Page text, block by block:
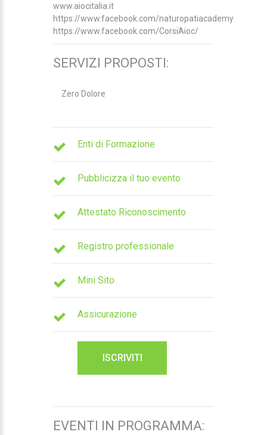
www.aiocitalia.it
https://www.facebook.com/naturopatiacademy
https://www.facebook.com/CorsiAioc/
SERVIZI PROPOSTI:
Zero Dolore
Enti di Formazione
Pubblicizza il tuo evento
Attestato Riconoscimento
Registro professionale
Mini Sito
Assicurazione
ISCRIVITI
EVENTI IN PROGRAMMA: